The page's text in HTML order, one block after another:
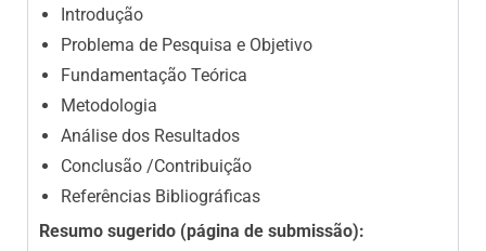
Introdução
Problema de Pesquisa e Objetivo
Fundamentação Teórica
Metodologia
Análise dos Resultados
Conclusão /Contribuição
Referências Bibliográficas
Resumo sugerido (página de submissão):